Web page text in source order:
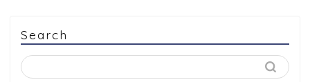
Search